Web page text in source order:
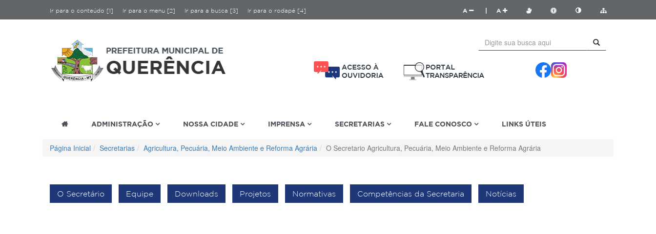
Ir para o conteúdo [1] Ir para o menu [2] Ir para a busca [3] Ir para o rodapé [4] A A
ADMINISTRAÇÃO NOSSA CIDADE IMPRENSA SECRETARIAS FALE CONOSCO LINKS ÚTEIS
Página Inicial Secretarias Agricultura, Pecuária, Meio Ambiente e Reforma Agrária O Secretario Agricultura, Pecuária, Meio Ambiente e Reforma Agrária
O Secretário Equipe Downloads Projetos Normativas Competências da Secretaria Notícias